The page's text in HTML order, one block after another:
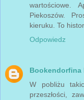
wartościowe.
Piekoszów.
kieruku. To
Odpowiedz
Bookendorfina
W pobliżu
przeszłości,